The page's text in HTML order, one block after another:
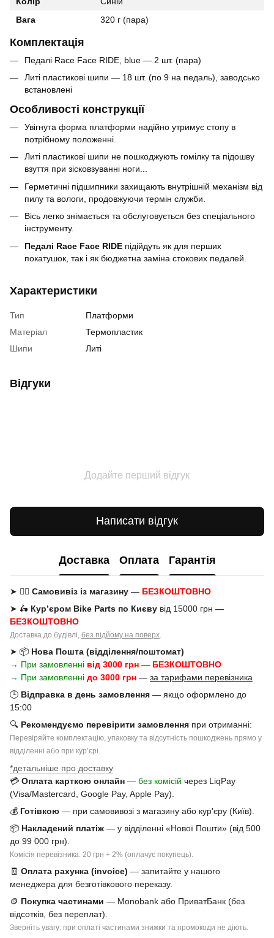
Вага
320 г (пара)
Комплектація
Педалі Race Face RIDE, blue — 2 шт. (пара)
Литі пластикові шипи — 18 шт. (по 9 на педаль), заводсько
встановлені
Особливості конструкції
Увігнута форма платформи надійно утримує стопу в
потрібному положенні.
Литі пластикові шипи не пошкоджують гомілку та підошву
взуття при зісковзуванні ноги...
Герметичні підшипники захищають внутрішній механізм від
пилу та вологи, продовжуючи термін служби.
Вісь легко знімається та обслуговується без спеціального
інструменту.
Педалі Race Face RIDE підійдуть як для перших
покатушок, так і як бюджетна заміна стокових педалей.
Характеристики
Тип
Платформи
Матеріал
Термопластик
Шипи
Литі
Відгуки
Додайте перший відгук
Написати відгук
Доставка Оплата Гарантія
➤ 🚶‍♂️ Самовивіз із магазину — БЕЗКОШТОВНО
➤ 🛵 Кур’єром Bike Parts по Києву від 15000 грн —
БЕЗКОШТОВНО
Доставка до будівлі, без підйому на поверх
➤ 📦 Нова Пошта (відділення/поштомат)
→ При замовленні від 3000 грн — БЕЗКОШТОВНО
→ При замовленні до 3000 грн — за тарифами перевізника
🕒 Відправка в день замовлення — якщо оформлено до
15:00
🔍 Рекомендуємо перевірити замовлення при отриманні:
Перевіряйте комплектацію, упаковку та відсутність пошкоджень прямо у
відділенні або при курʼєрі.
*детальніше про доставку
💳 Оплата карткою онлайн — без комісій через LiqPay
(Visa/Mastercard, Google Pay, Apple Pay).
💰 Готівкою — при самовивозі з магазину або кур'єру (Київ).
📦 Накладений платіж — у відділенні «Нової Пошти» (від 500
до 99 000 грн).
Комісія перевізника: 20 грн + 2% (оплачує покупець).
🧾 Оплата рахунка (invoice) — запитайте у нашого
менеджера для безготівкового переказу.
🪙 Покупка частинами — Monobank або ПриватБанк (без
відсотків, без переплат).
Зверніть увагу: при оплаті частинами знижки та промокоди не діють.